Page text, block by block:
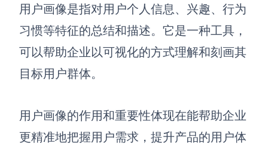
解决方案
高效协作
素材整理
在线白板
思维和灵感整理
流程整理
用户画像是指对用户个人信息、兴趣、行为
习惯等特征的总结和描述。它是一种工具，
可以帮助企业以可视化的方式理解和刻画其
目标用户群体。
用户画像的作用和重要性体现在能帮助企业
更精准地把握用户需求，提升产品的用户体